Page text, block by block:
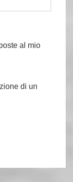
al mio
di un